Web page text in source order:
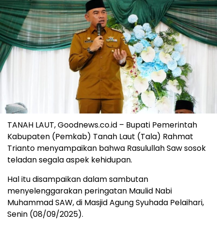
TANAH LAUT, Goodnews.co.id – Bupati Pemerintah
Kabupaten (Pemkab) Tanah Laut (Tala) Rahmat
Trianto menyampaikan bahwa Rasulullah Saw sosok
teladan segala aspek kehidupan.
Hal itu disampaikan dalam sambutan
menyelenggarakan peringatan Maulid Nabi
Muhammad SAW, di Masjid Agung Syuhada Pelaihari,
Senin (08/09/2025).